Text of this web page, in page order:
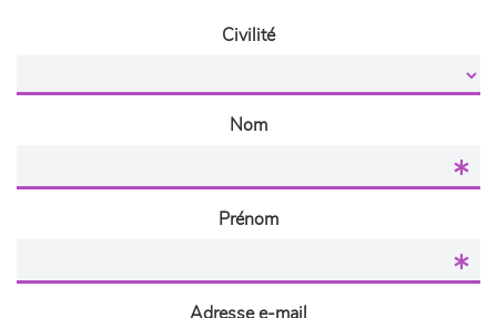
Civilité
Nom
Prénom
Adresse e-mail